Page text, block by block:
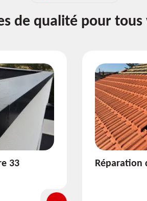
de qualité pour
33 Isolation